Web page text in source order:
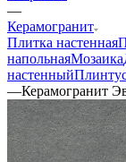
—
Керамогранит
Плитка настенная
напольнаяМозаика
настенный
—Керамогранит